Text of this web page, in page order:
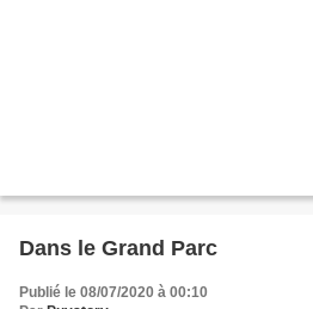
Dans le Grand Parc
Publié le 08/07/2020 à 00:10